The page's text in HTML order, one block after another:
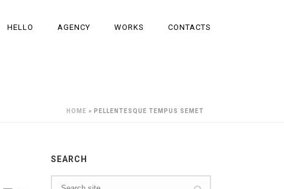
HELLO AGENCY WORKS CONTACTS
HOME » PELLENTESQUE TEMPUS SEMET
SEARCH